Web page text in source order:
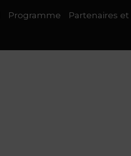
Programme Partenaires